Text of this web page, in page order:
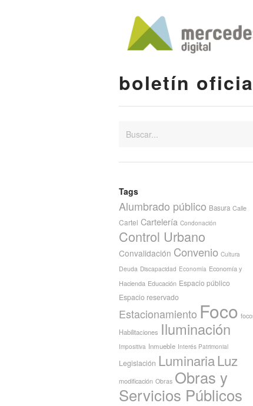
boletín
Tags
Alumbrado público Basura Calle
Cartel Cartelería Condonación
Control Urbano
Convalidación Convenio Cultura
Deuda Discapacidad Economía Economía y
Hacienda Educación Espacio público
Espacio reservado
Estacionamiento Foco
Habilitaciones Iluminación
Impositiva Inmueble Interés Patrimonial
Legislación LuminariaLuz
modificación Obras Obras y
Servicios Públicos